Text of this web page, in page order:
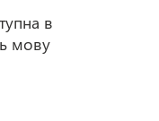
в
мову